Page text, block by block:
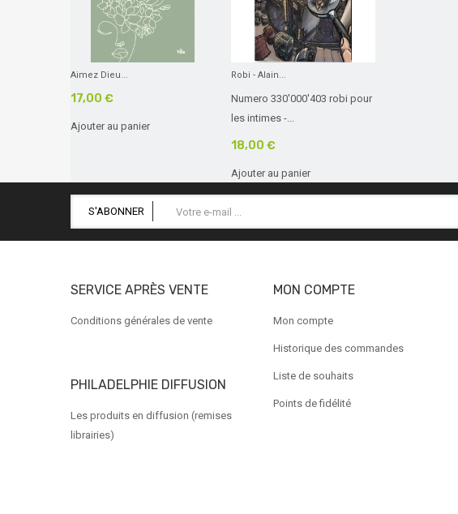
Aimez Dieu...
17,00 €
Ajouter au panier
Robi - Alain...
Numero 330'000'403 robi pour
les intimes -...
18,00 €
Ajouter au panier
S'ABONNER
SERVICE APRÈS VENTE
Conditions générales de vente
PHILADELPHIE DIFFUSION
Les produits en diffusion (remises
librairies)
MON COMPTE
Mon compte
Historique des commandes
Liste de souhaits
Points de fidélité